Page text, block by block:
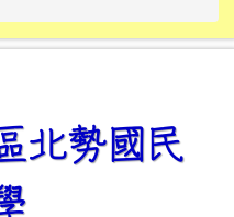
to https://
to https://10000.gov.tw/
to https://
to https://10000.gov.tw/
to https://
to https://
to https://i.win.org.tw/
to https://
to https://
to https://
to https://
北勢國民